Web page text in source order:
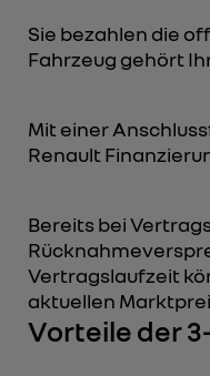
Sie bezahlen die
Fahrzeug gehört
Mit einer
Renault
Bereits bei
Vertragslaufzeit
aktuellen
Vorteile der